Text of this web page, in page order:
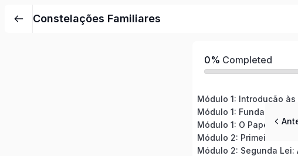
Constelações Familiares
0% Completed
Módulo 1: O Papel do
Módulo 2: Primeira Lei:
Módulo 2: Segunda Lei: